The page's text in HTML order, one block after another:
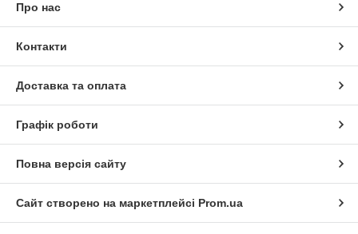
Про нас
Контакти
Доставка та оплата
Графік роботи
Повна версія сайту
Сайт створено на маркетплейсі Prom.ua